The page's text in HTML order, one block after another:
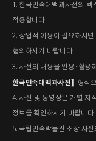
1. 한국민속대백과사전의
적용합니다.
2. 상업적 이용이 필요하시
협의하시기 바랍니다.
3. 사전의 내용을 인용·활용
한국민속대백과사전] ' 형식
4. 사진 및 동영상은 개별 저
정보를 확인하시기 바랍니다.
5. 국립민속박물관 소장 사